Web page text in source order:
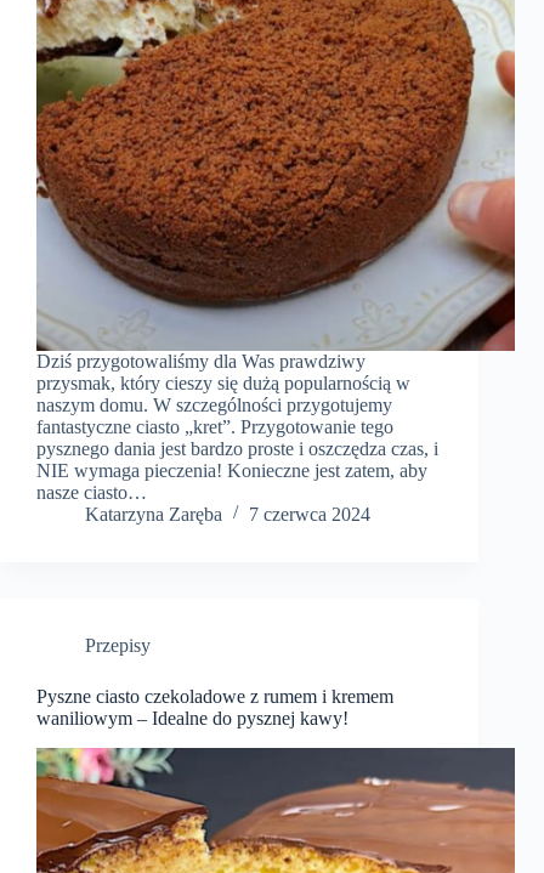
Dziś przygotowaliśmy dla Was prawdziwy
przysmak, który cieszy się dużą popularnością w
naszym domu. W szczególności przygotujemy
fantastyczne ciasto „kret”. Przygotowanie tego
pysznego dania jest bardzo proste i oszczędza czas, i
NIE wymaga pieczenia! Konieczne jest zatem, aby
nasze ciasto…
Katarzyna Zaręba
7 czerwca 2024
Przepisy
Pyszne ciasto czekoladowe z rumem i kremem
waniliowym – Idealne do pysznej kawy!